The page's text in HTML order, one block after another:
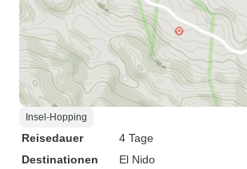
Insel-Hopping
Reisedauer
4 Tage
Destinationen
El Nido